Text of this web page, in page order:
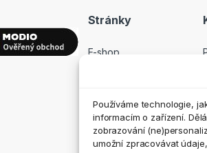
Používáme technologie,
informacím o zařízení.
zobrazování
umožní zpracovávat
Stránky
E-shop
Kontakt